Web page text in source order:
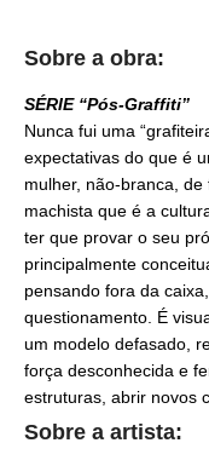
Sobre a obra:
SÉRIE “Pós-Graffiti”
Nunca fui uma
expectativas do que é
mulher, não-branca,
machista que é a
ter que provar o seu
principalmente
pensando fora da
questionamento. É
um modelo defasado,
força desconhecida e
estruturas, abrir novos
Sobre a artista: